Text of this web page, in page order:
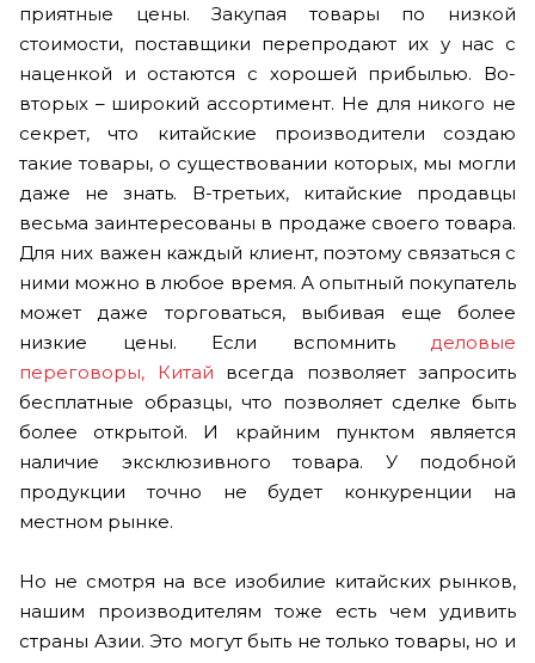
приятные цены. Закупая товары по низкой
стоимости, поставщики перепродают их у нас с
наценкой и остаются с хорошей прибылью. Во-
вторых – широкий ассортимент. Не для никого не
секрет, что китайские производители создаю
такие товары, о существовании которых, мы могли
даже не знать. В-третьих, китайские продавцы
весьма заинтересованы в продаже своего товара.
Для них важен каждый клиент, поэтому связаться с
ними можно в любое время. А опытный покупатель
может даже торговаться, выбивая еще более
низкие цены. Если вспомнить
деловые
переговоры, Китай всегда позволяет запросить
бесплатные образцы, что позволяет сделке быть
более открытой. И крайним пунктом является
наличие эксклюзивного товара. У подобной
продукции точно не будет конкуренции на
местном рынке.
Но не смотря на все изобилие китайских рынков,
нашим производителям тоже есть чем удивить
страны Азии. Это могут быть не только товары, но и